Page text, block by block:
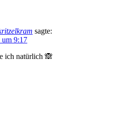
sagte:
um 9:17
ich natürlich 🙈